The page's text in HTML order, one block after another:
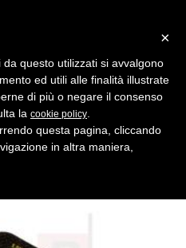
OXIDE
1 --- Blister per Scatola 10 ---
×
questo utilizzati si avvalgono
ed utili alle finalità illustrate
di più o negare il consenso
la cookie policy
questa pagina, cliccando
in altra maniera,